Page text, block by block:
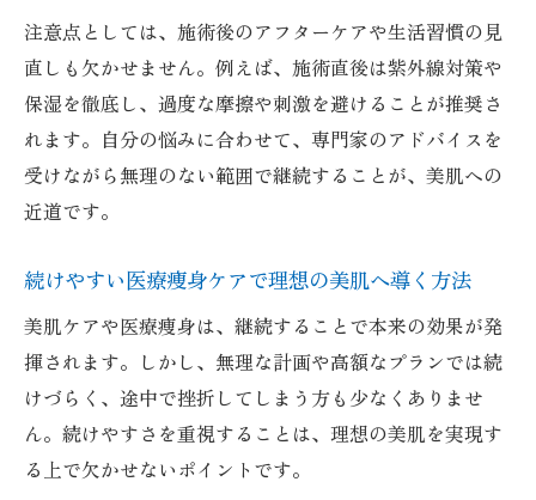
注意点としては、施術後のアフターケアや生活習慣の見
直しも欠かせません。例えば、施術直後は紫外線対策や
保湿を徹底し、過度な摩擦や刺激を避けることが推奨さ
れます。自分の悩みに合わせて、専門家のアドバイスを
受けながら無理のない範囲で継続することが、美肌への
近道です。
続けやすい医療痩身ケアで理想の美肌へ導く方法
美肌ケアや医療痩身は、継続することで本来の効果が発
揮されます。しかし、無理な計画や高額なプランでは続
けづらく、途中で挫折してしまう方も少なくありませ
ん。続けやすさを重視することは、理想の美肌を実現す
る上で欠かせないポイントです。